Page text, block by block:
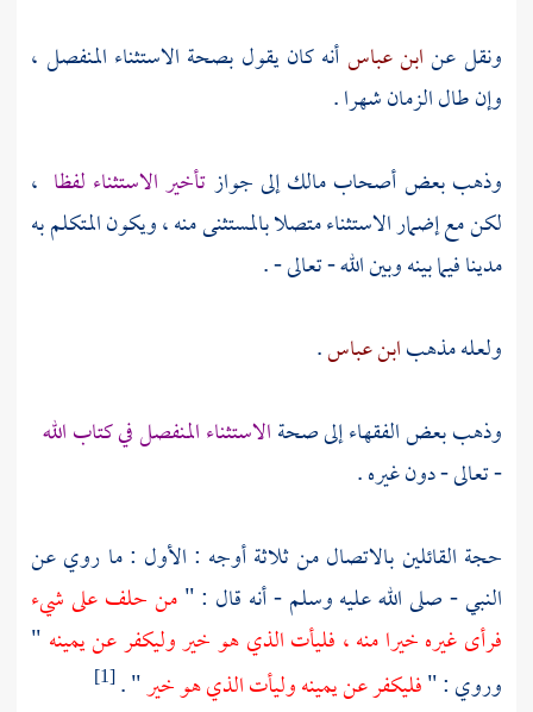
ونقل عنابن عباسأنه كان يقول بصحة الاستثناء المنفصل ،
وإن طال الزمان شهرا .
وذهب بعض أصحابمالكإلى جوازتأخير الاستثناء لفظا ،
لكن مع إضمار الاستثناء متصلا بالمستثنى منه ، ويكون المتكلم به
مدينا فيما بينه وبين الله - تعالى - .
ولعله مذهبابن عباس.
وذهب بعض الفقهاء إلى صحةالاستثناء المنفصل في كتاب الله
- تعالى - دون غيره .
حجة القائلين بالاتصال من ثلاثة أوجه : الأول : ما روي عن
النبي - صلى الله عليه وسلم - أنه قال : "من حلف على شيء
فرأى غيره خيرا منه ، فليأت الذي هو خير وليكفر عن يمينه "
وروي : "فليكفر عن يمينه وليأت الذي هو خير" .
[1]